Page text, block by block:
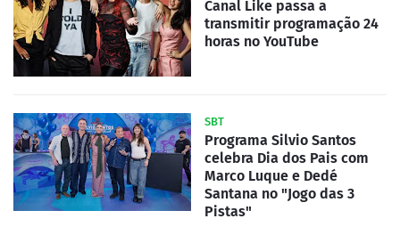
Canal Like passa a
transmitir programação 24
horas no YouTube
SBT
Programa Silvio Santos
celebra Dia dos Pais com
Marco Luque e Dedé
Santana no "Jogo das 3
Pistas"